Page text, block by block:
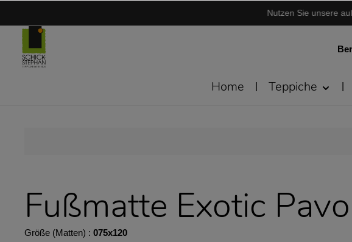
Nutzen Sie unsere
Home Teppiche
Fußmatte Exotic Pavo
Größe (Matten) : 075x120